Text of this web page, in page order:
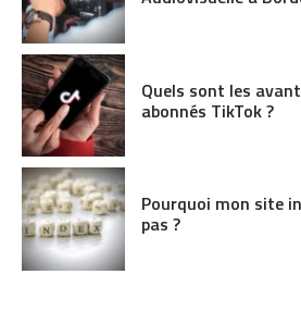
Quels sont les
abonnés TikTok ?
Pourquoi mon site
pas ?